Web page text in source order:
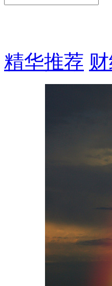
精华推荐